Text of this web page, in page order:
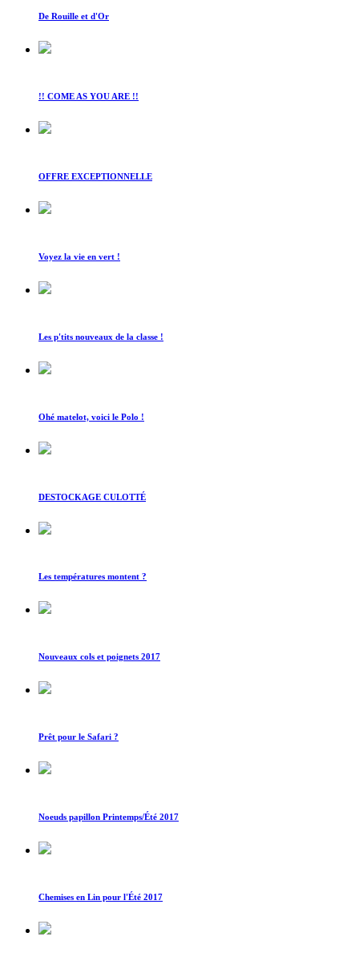
De Rouille et d'Or
!! COME AS YOU ARE !!
OFFRE EXCEPTIONNELLE
Voyez la vie en vert !
Les p'tits nouveaux de la classe !
Ohé matelot, voici le Polo !
DESTOCKAGE CULOTTÉ
Les températures montent ?
Nouveaux cols et poignets 2017
Prêt pour le Safari ?
Noeuds papillon Printemps/Été 2017
Chemises en Lin pour l'Été 2017